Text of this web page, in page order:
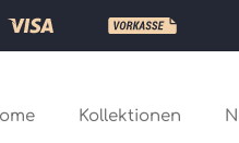
Kollektionen